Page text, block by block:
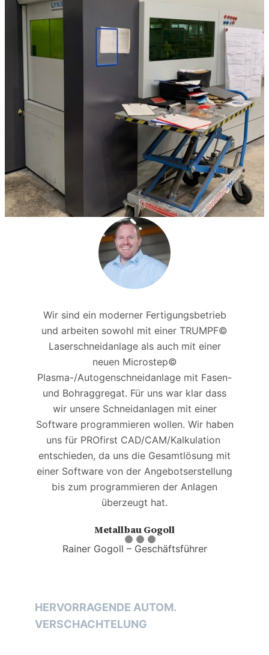
Wir sind ein moderner Fertigungsbetrieb
und arbeiten sowohl mit einer TRUMPF©
Laserschneidanlage als auch mit einer
neuen Microstep©
Plasma-/Autogenschneidanlage mit Fasen-
und Bohraggregat. Für uns war klar dass
wir unsere Schneidanlagen mit einer
Software programmieren wollen. Wir haben
uns für PROfirst CAD/CAM/Kalkulation
entschieden, da uns die Gesamtlösung mit
einer Software von der Angebotserstellung
bis zum programmieren der Anlagen
überzeugt hat.
Metallbau Gogoll
Rainer Gogoll – Geschäftsführer
HERVORRAGENDE AUTOM.
VERSCHACHTELUNG